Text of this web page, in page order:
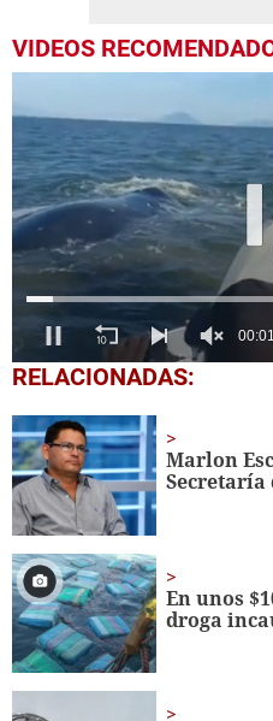
VIDEOS
0
of
seconds
RELACIONADAS:
Marlon
Secretaría
En unos
droga